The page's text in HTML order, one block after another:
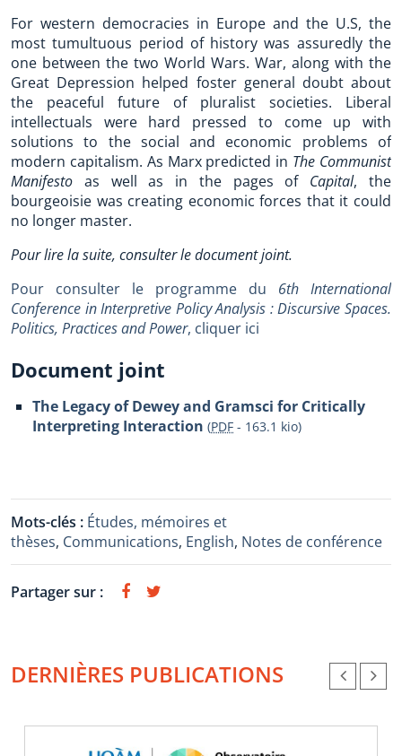
For western democracies in Europe and the U.S, the
most tumultuous period of history was assuredly the
one between the two World Wars. War, along with the
Great Depression helped foster general doubt about
the peaceful future of pluralist societies. Liberal
intellectuals were hard pressed to come up with
solutions to the social and economic problems of
modern capitalism. As Marx predicted in The Communist
Manifesto as well as in the pages of Capital, the
bourgeoisie was creating economic forces that it could
no longer master.
Pour lire la suite, consulter le document joint.
Pour consulter le programme du 6th International
Conference in Interpretive Policy Analysis : Discursive Spaces.
Politics, Practices and Power, cliquer ici
Document joint
The Legacy of Dewey and Gramsci for Critically
Interpreting Interaction (PDF - 163.1 kio)
Mots-clés : Études, mémoires et
thèses, Communications, English, Notes de conférence
Partager sur :
DERNIÈRES PUBLICATIONS